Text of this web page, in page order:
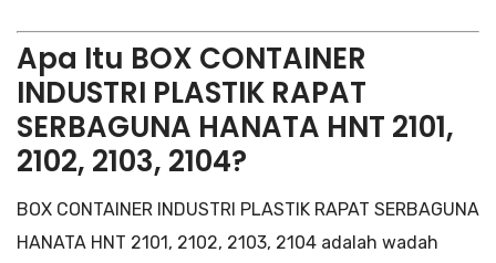
Apa Itu BOX CONTAINER
INDUSTRI PLASTIK RAPAT
SERBAGUNA HANATA HNT 2101,
2102, 2103, 2104?
BOX CONTAINER INDUSTRI PLASTIK RAPAT SERBAGUNA
HANATA HNT 2101, 2102, 2103, 2104 adalah wadah